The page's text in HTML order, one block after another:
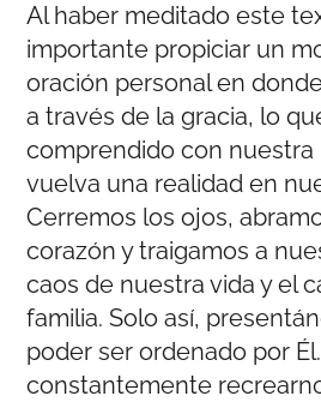
Al haber meditado este
importante propiciar un
oración personal en
a través de la gracia, lo
comprendido con nuestra
vuelva una realidad en
Cerremos los ojos,
corazón y traigamos a
caos de nuestra vida y el
familia. Solo así,
poder ser ordenado por
constantemente